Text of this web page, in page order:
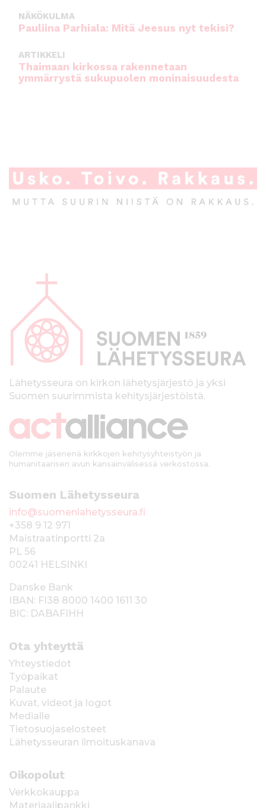
NÄKÖKULMA
Pauliina Parhiala: Mitä Jeesus nyt tekisi?
ARTIKKELI
Thaimaan kirkossa rakennetaan
ymmärrystä sukupuolen moninaisuudesta
p
kLähetysseura on kirkon lähetysjärjestö ja yksi
Suomen suurimmista kehitysjärjestöistä.
Olemme jäsenenä kirkkojen kehitysyhteistyön ja
humanitaarisen avun kansainvälisessä verkostossa.
Suomen Lähetysseura
info@suomenlahetysseura.fi
+358 9 12 971
Maistraatinportti 2a
PL 56
00241 HELSINKI
Danske Bank
IBAN: FI38 8000 1400 1611 30
BIC: DABAFIHH
Ota yhteyttä
Yhteystiedot
Työpaikat
Palaute
Kuvat, videot ja logot
Medialle
Tietosuojaselosteet
Lähetysseuran ilmoituskanava
Oikopolut
Verkkokauppa
Materiaalipankki